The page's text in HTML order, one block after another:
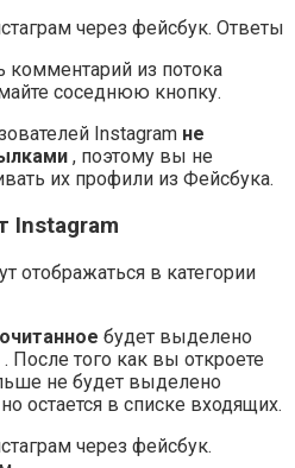
комментарий из потока
соседнюю кнопку.
Instagram не
, поэтому вы не
их профили из Фейсбука.
Instagram
отображаться в категории
будет выделено
. После того как вы откроете
не будет выделено
остается в списке входящих.